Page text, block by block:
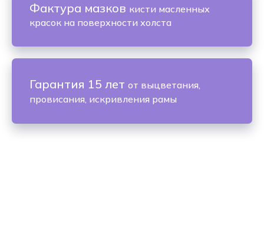
Фактура мазков кисти масленных
красок на поверхности холста
Гарантия 15 лет от выцветания,
провисания, искривления рамы